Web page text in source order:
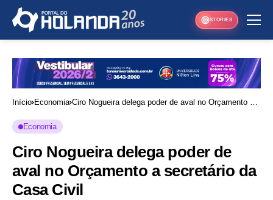
STORIES
Início Economia Ciro Nogueira delega poder de aval no Orçamento a
Economia
Ciro Nogueira delega poder de
aval no Orçamento a secretário da
Casa Civil